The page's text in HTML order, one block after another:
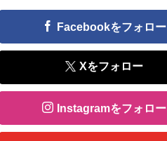
Facebookをフォロー
Xをフォロー
Instagramをフォロー